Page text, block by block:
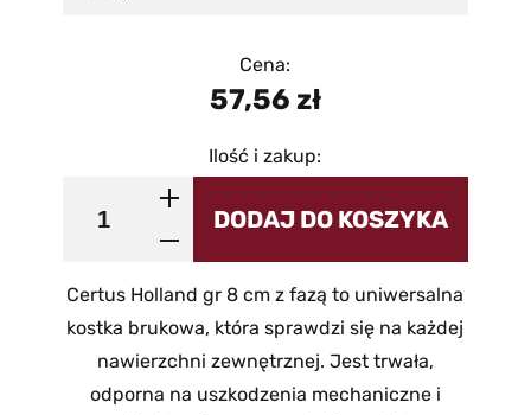
Cena:
57,56 zł
Ilość i zakup:
DODAJ DO KOSZYKA
Certus Holland gr 8 cm z fazą to uniwersalna
kostka brukowa, która sprawdzi się na każdej
nawierzchni zewnętrznej. Jest trwała,
odporna na uszkodzenia mechaniczne i